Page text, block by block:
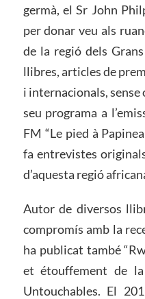
germà, el Sr John
per donar veu als
de la regió dels
llibres, articles de
i internacionals,
seu programa a
FM “Le pied à
fa entrevistes
d’aquesta regió
Autor de diversos
compromís amb la
ha publicat també
et étouffement de
Untouchables. El